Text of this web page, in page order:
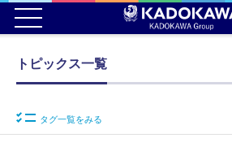
トピックス一覧
タグ一覧をみる